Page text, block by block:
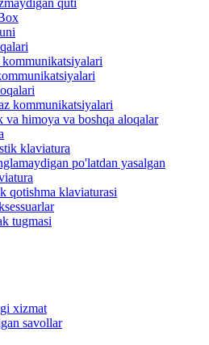
quti
kommunikatsiyalari
kommunikatsiyalari
va himoya va boshqa aloqalar
klaviatura
po'latdan yasalgan
qotishma klaviaturasi
tugmasi
xizmat
savollar